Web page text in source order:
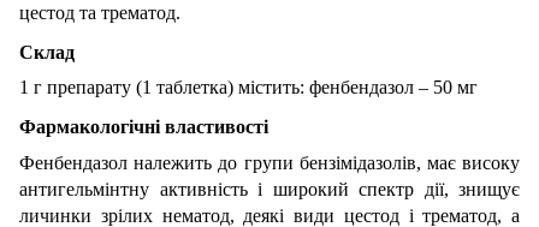
цестод та трематод.
Склад
1 г препарату (1 таблетка) містить: фенбендазол – 50 мг
Фармакологічні властивості
Фенбендазол належить до групи бензімідазолів, має високу
антигельмінтну активність і широкий спектр дії, знищує
личинки зрілих нематод, деякі види цестод і трематод, а